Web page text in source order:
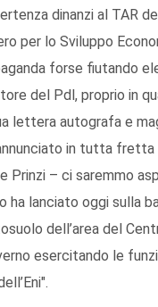
dinanzi al TAR
per lo Sviluppo
forse fiutando
del Pdl, proprio in
lettera autografa e
in tutta fretta
Prinzi – ci saremmo
ha lanciato oggi sulla
dell’area del
esercitando le